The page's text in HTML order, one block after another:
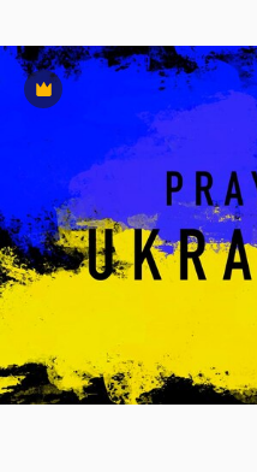
Premium